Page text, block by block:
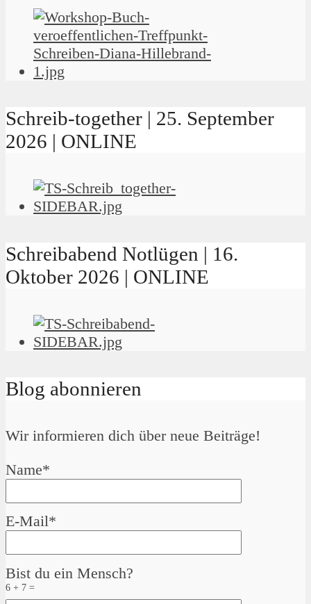
Schreib-together | 25. September
2026 | ONLINE
Schreibabend Notlügen | 16.
Oktober 2026 | ONLINE
Blog abonnieren
Wir informieren dich über neue Beiträge!
Name*
E-Mail*
Bist du ein Mensch?
6 + 7 =